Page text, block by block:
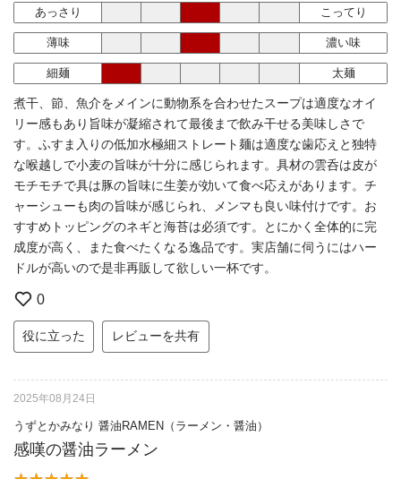
あっさり こってり
薄味 濃い味
細麺 太麺
煮干、節、魚介をメインに動物系を合わせたスープは適度なオイ
リー感もあり旨味が凝縮されて最後まで飲み干せる美味しさで
す。ふすま入りの低加水極細ストレート麺は適度な歯応えと独特
な喉越しで小麦の旨味が十分に感じられます。具材の雲呑は皮が
モチモチで具は豚の旨味に生姜が効いて食べ応えがあります。チ
ャーシューも肉の旨味が感じられ、メンマも良い味付けです。お
すすめトッピングのネギと海苔は必須です。とにかく全体的に完
成度が高く、また食べたくなる逸品です。実店舗に伺うにはハー
ドルが高いので是非再販して欲しい一杯です。
0
役に立った レビューを共有
2025年08月24日
うずとかみなり 醤油RAMEN（ラーメン・醤油）
感嘆の醤油ラーメン